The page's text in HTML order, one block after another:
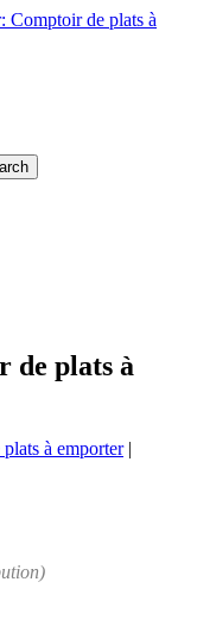
de plats à
à emporter|